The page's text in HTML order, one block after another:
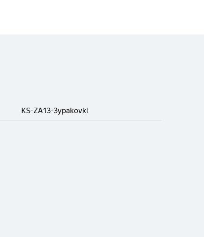
KS-ZA13-3ypakovki